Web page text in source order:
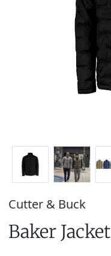
Cutter & Buck
Baker Jacket